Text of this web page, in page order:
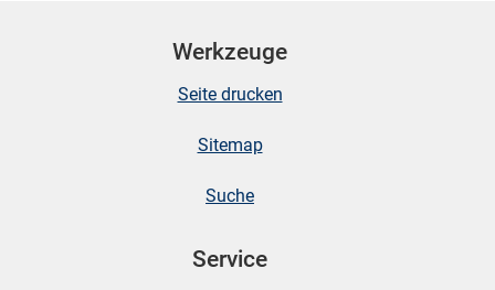
Werkzeuge
Seite drucken
Sitemap
Suche
Service